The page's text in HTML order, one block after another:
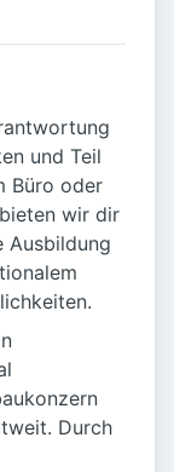
und Teil
Büro oder
wir dir
Ausbildung
Durch